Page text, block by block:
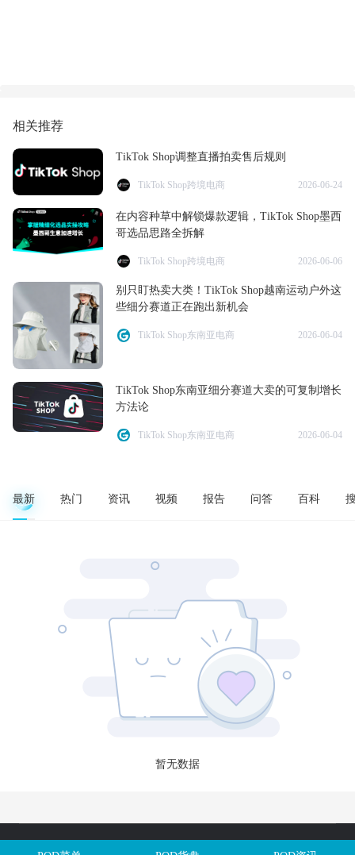
相关推荐
TikTok Shop调整直播拍卖售后规则
TikTok Shop跨境电商 2026-06-24
在内容种草中解锁爆款逻辑，TikTok Shop墨西
哥选品思路全拆解
TikTok Shop跨境电商 2026-06-06
别只盯热卖大类！TikTok Shop越南运动户外这
些细分赛道正在跑出新机会
TikTok Shop东南亚电商 2026-06-04
TikTok Shop东南亚细分赛道大卖的可复制增长
方法论
TikTok Shop东南亚电商 2026-06-04
最新 热门 资讯 视频 报告 问答 百科
暂无数据
Copyright @全球定制网All Rights Reserved. 闽ICP备2025106563号